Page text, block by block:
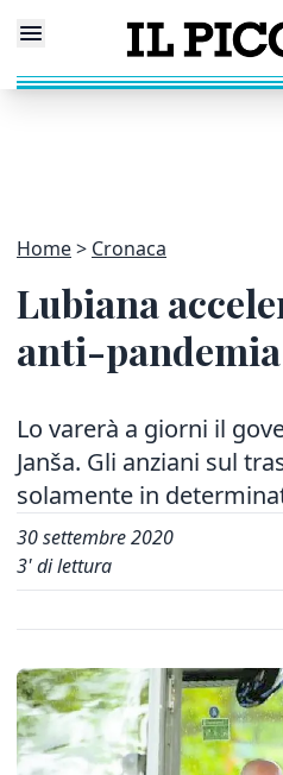
Home Cronaca
Lubiana
anti-pandemia
Lo varerà a giorni il
Janša. Gli anziani sul
solamente in
30 settembre 2020
3' di lettura